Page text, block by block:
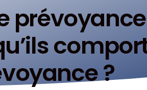
prévoyance
?